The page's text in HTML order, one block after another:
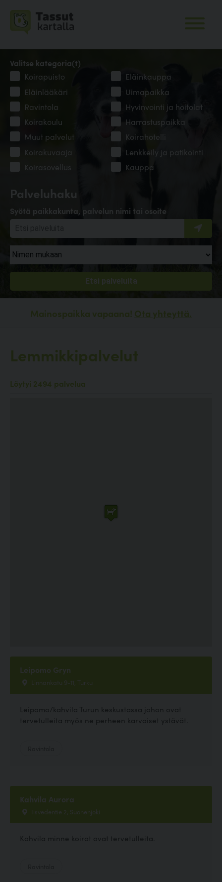
Palveluhaku
Syötä paikkakunta, palvelun nimi tai osoite
Valitse kategoria(t)
Koirapuisto
Eläinkauppa
Eläinlääkäri
Uimapaikka
Ravintola
Hyvinvointi ja hoitolat
Koirakoulu
Harrastuspaikka
Muut palvelut
Koirahotelli
Koirakuvaaja
Lenkkeily ja patikointi
Koirasovellus
Kauppa
Mainospaikka vapaana! Ota yhteyttä.
Lemmikkipalvelut
Löytyi 2494 palvelua
Leipomo Gryn
Linnankatu 9-11, Turku
Leipomo/kahvila Turun keskustassa johon ovat
tervetulleita myös ne perheen karvaiset ystävät.
Kahvila Aurora
Iisvedentie 2, Suonenjoki
Kahvila minne koirat ovat tervetulleita.